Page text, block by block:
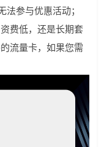
参与优惠活动；
费低，还是长期套
流量卡，如果您需